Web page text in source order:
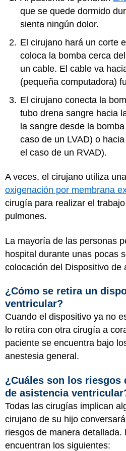
que se quede dormido
sienta ningún dolor.
El cirujano hará un corte
coloca la bomba cerca
un cable. El cable va
(pequeña computadora)
El cirujano conecta la
tubo drena sangre hacia
la sangre desde la
caso de un LVAD) o
el caso de un RVAD).
A veces, el cirujano utiliza
oxigenación por membrana
cirugía para realizar el
pulmones.
La mayoría de las personas
hospital durante unas pocas
colocación del Dispositivo de
¿Cómo se retira un
ventricular?
Cuando el dispositivo ya no
lo retira con otra cirugía a
paciente se encuentra bajo
anestesia general.
¿Cuáles son los
de asistencia
Todas las cirugías implican
cirujano de su hijo
riesgos de manera
encuentran los siguientes: